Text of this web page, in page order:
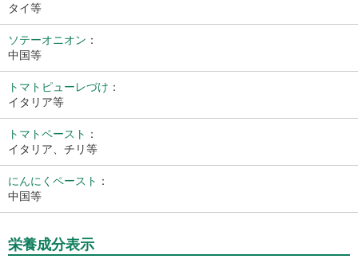
タイ等
ソテーオニオン ：
中国等
トマトピューレづけ ：
イタリア等
トマトペースト ：
イタリア、チリ等
にんにくペースト ：
中国等
栄養成分表示